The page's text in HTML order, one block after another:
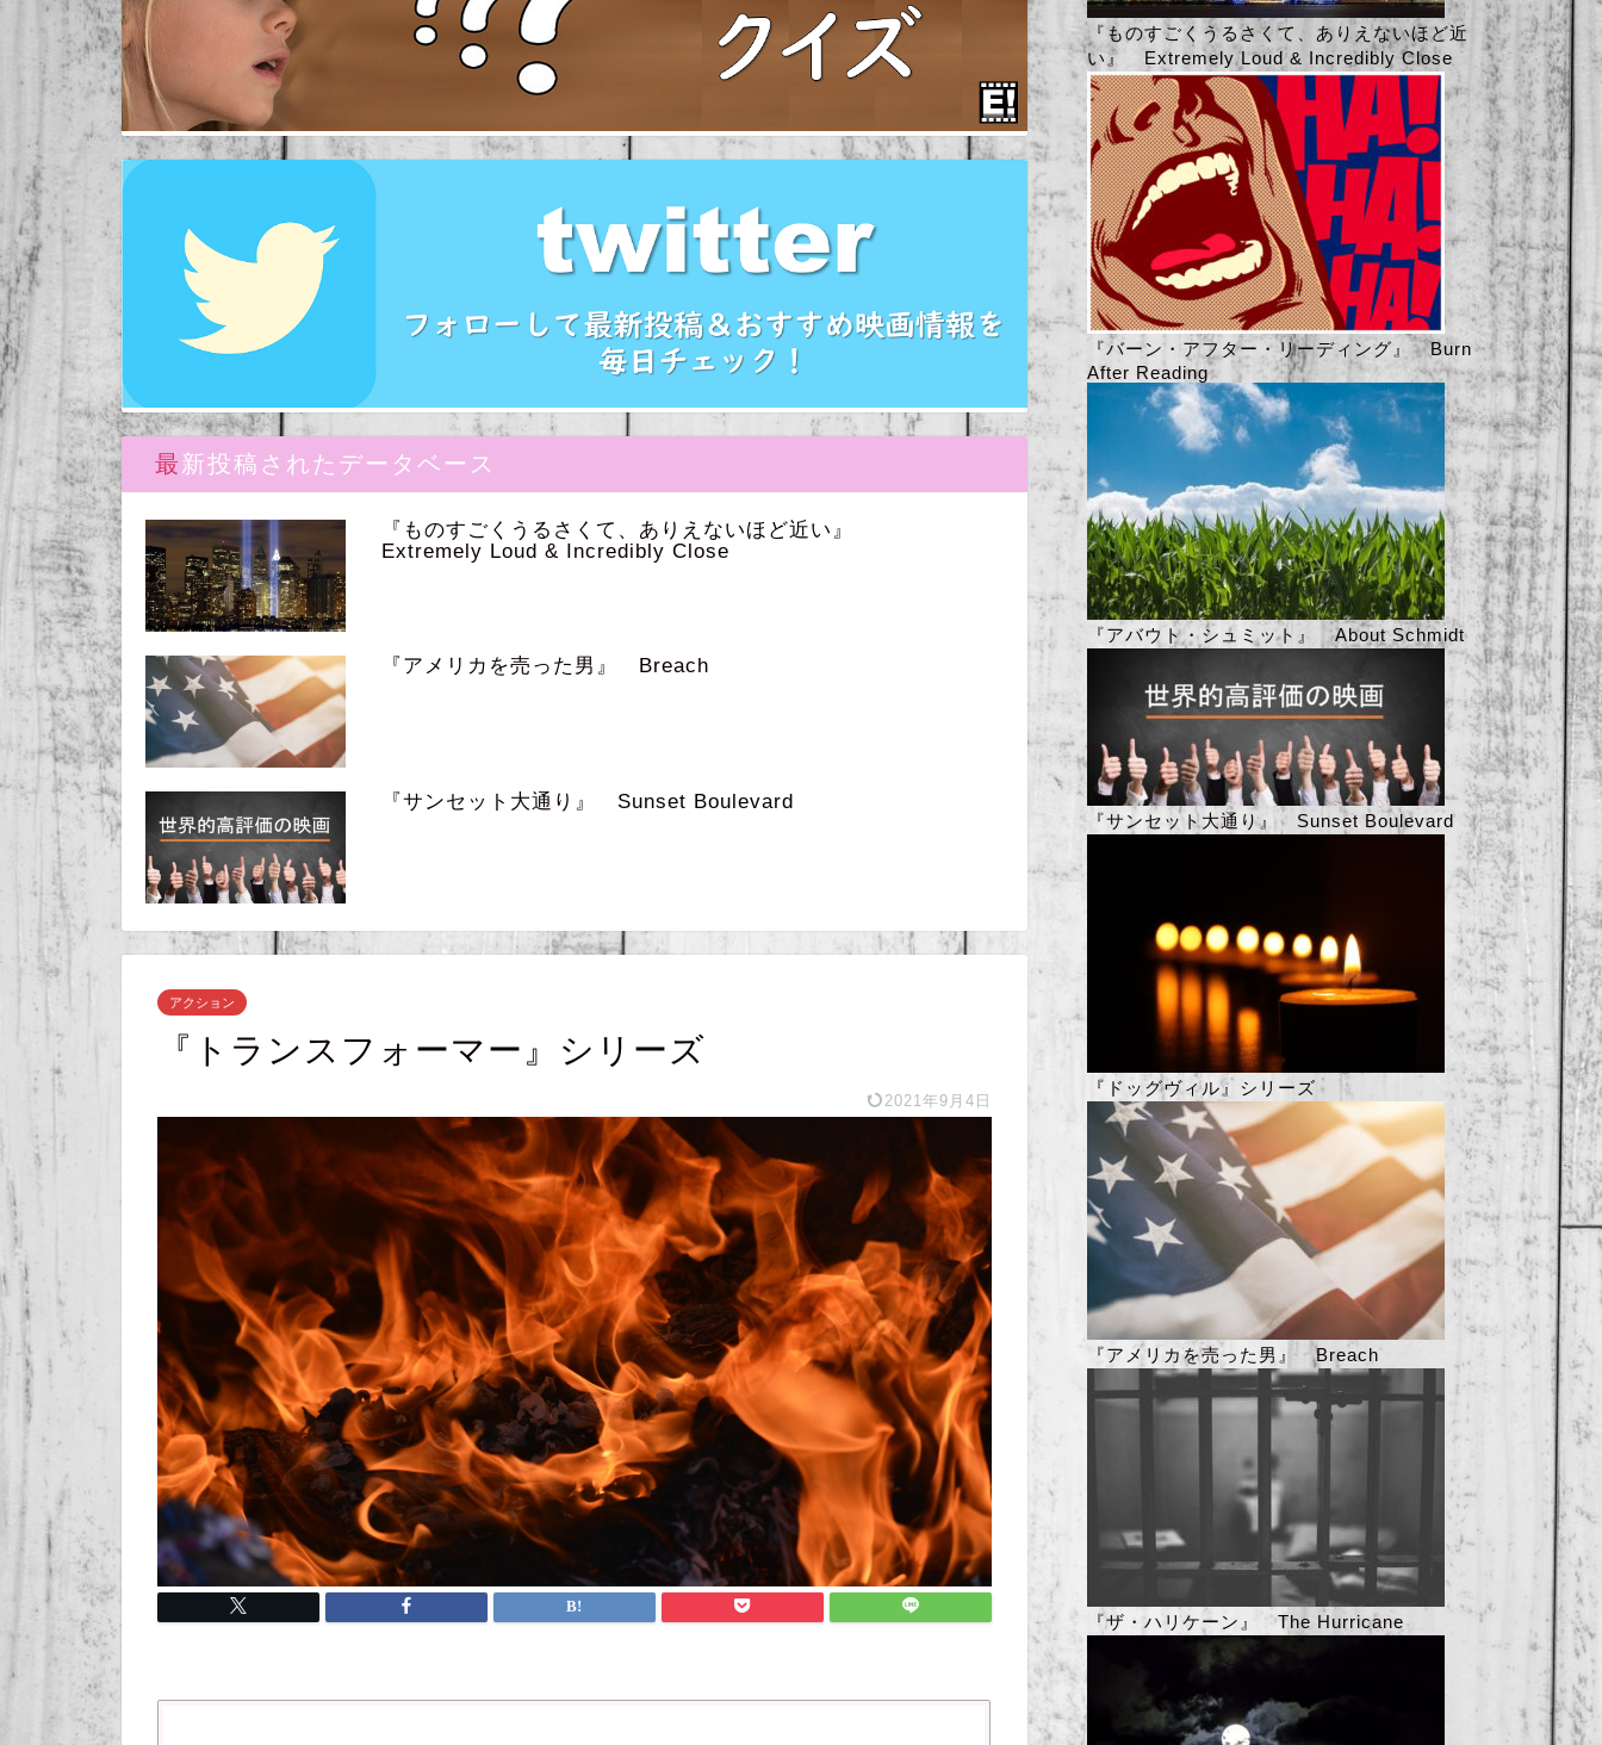
最新投稿されたデータベース
『ものすごくうるさくて、ありえないほど近い』
Extremely Loud & Incredibly Close
『アメリカを売った男』 Breach
『サンセット大通り』 Sunset Boulevard
アクション
『トランスフォーマー』シリーズ
2021年9月4日
『ものすごくうるさくて、ありえないほど近
い』 Extremely Loud & Incredibly Close
『バーン・アフター・リーディング』 Burn
After Reading
『アバウト・シュミット』 About Schmidt
『サンセット大通り』 Sunset Boulevard
『ドッグヴィル』シリーズ
『アメリカを売った男』 Breach
『ザ・ハリケーン』 The Hurricane